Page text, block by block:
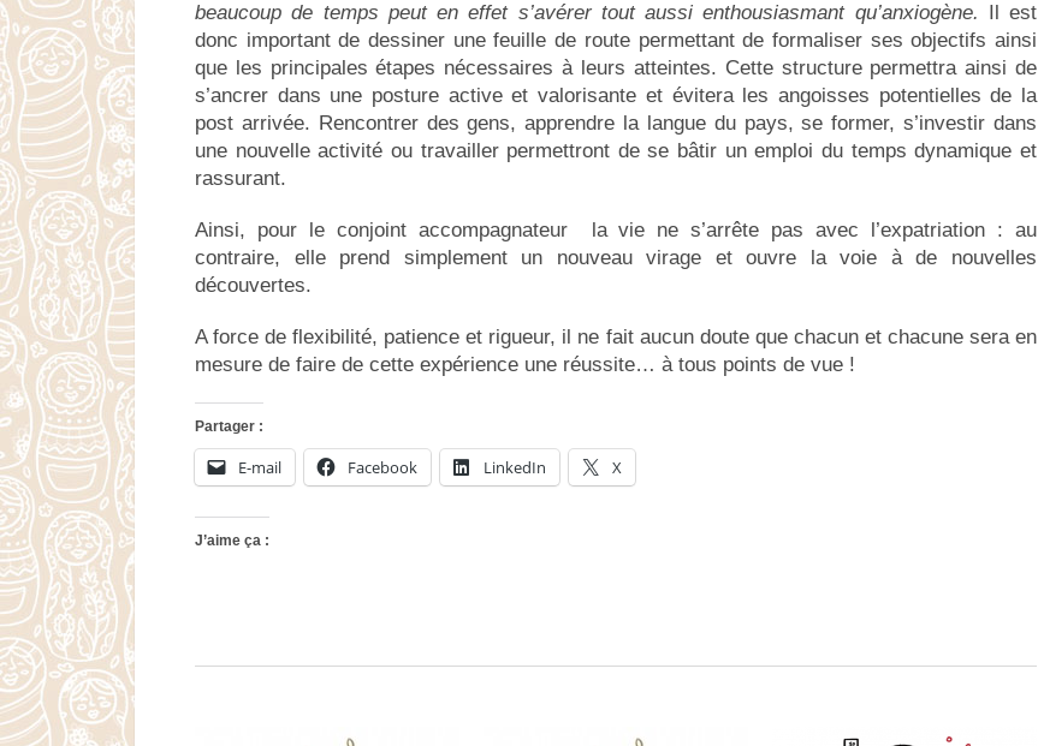
beaucoup de temps peut en effet s’avérer tout aussi enthousiasmant qu’anxiogène. Il est
donc important de dessiner une feuille de route permettant de formaliser ses objectifs ainsi
que les principales étapes nécessaires à leurs atteintes. Cette structure permettra ainsi de
s’ancrer dans une posture active et valorisante et évitera les angoisses potentielles de la
post arrivée. Rencontrer des gens, apprendre la langue du pays, se former, s’investir dans
une nouvelle activité ou travailler permettront de se bâtir un emploi du temps dynamique et
rassurant.
Ainsi, pour le conjoint accompagnateur la vie ne s’arrête pas avec l’expatriation : au
contraire, elle prend simplement un nouveau virage et ouvre la voie à de nouvelles
découvertes.
A force de flexibilité, patience et rigueur, il ne fait aucun doute que chacun et chacune sera en
mesure de faire de cette expérience une réussite… à tous points de vue !
Partager :
E-mail Facebook LinkedIn X
J’aime ça :